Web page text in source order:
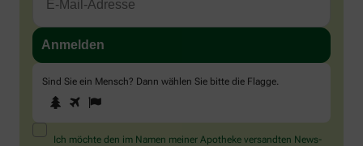
Sind Sie ein Mensch? Dann wählen Sie bitte die Flagge
Sind
Sie
ein
Mensch?
1 2
Ich möchte den im Namen meiner Apotheke versandten News-